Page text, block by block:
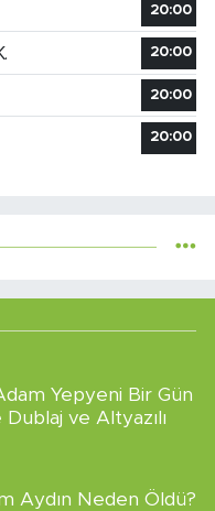
20:00
20:00
20:00
20:00
Yepyeni Bir Gün
ve Altyazılı
Aydın Neden Öldü?